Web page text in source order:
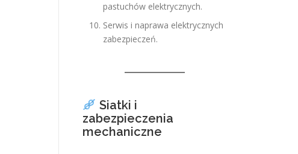
pastuchów elektrycznych.
Serwis i naprawa elektrycznych
zabezpieczeń.
Siatki i
zabezpieczenia
mechaniczne